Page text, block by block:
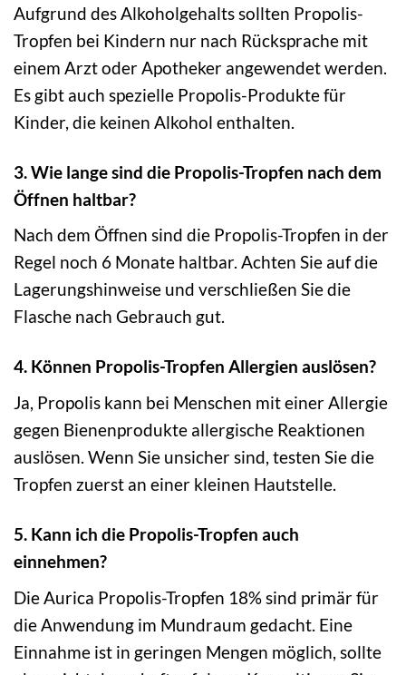
Aufgrund des Alkoholgehalts sollten Propolis-
Tropfen bei Kindern nur nach Rücksprache mit
einem Arzt oder Apotheker angewendet werden.
Es gibt auch spezielle Propolis-Produkte für
Kinder, die keinen Alkohol enthalten.
3. Wie lange sind die Propolis-Tropfen nach dem
Öffnen haltbar?
Nach dem Öffnen sind die Propolis-Tropfen in der
Regel noch 6 Monate haltbar. Achten Sie auf die
Lagerungshinweise und verschließen Sie die
Flasche nach Gebrauch gut.
4. Können Propolis-Tropfen Allergien auslösen?
Ja, Propolis kann bei Menschen mit einer Allergie
gegen Bienenprodukte allergische Reaktionen
auslösen. Wenn Sie unsicher sind, testen Sie die
Tropfen zuerst an einer kleinen Hautstelle.
5. Kann ich die Propolis-Tropfen auch
einnehmen?
Die Aurica Propolis-Tropfen 18% sind primär für
die Anwendung im Mundraum gedacht. Eine
Einnahme ist in geringen Mengen möglich, sollte